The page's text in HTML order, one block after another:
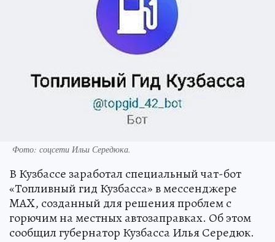
Фото: соцсети Ильи Середюка.
В Кузбассе заработал специальный чат-бот
«Топливный гид Кузбасса» в мессенджере
MAX, созданный для решения проблем с
горючим на местных автозаправках. Об этом
сообщил губернатор Кузбасса Илья Середюк.